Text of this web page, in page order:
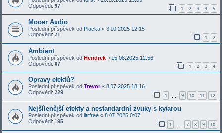
Odpovědi: 97 1 2 3 4 5
Mooer Audio
Poslední příspěvek od Placka « 3.10.2025 12:15
Odpovědi: 21 1 2
Ambient
Poslední příspěvek od Hendrek « 15.08.2025 12:56
Odpovědi: 67 1 2 3 4
Opravy efektů?
Poslední příspěvek od Trevor« 8.07.2025 18:16
Odpovědi: 229 1 9 10 11 12
Nejšílenější efekty a nestandardní zvuky s kytarou
Poslední příspěvek od litrfree « 8.07.2025 0:07
Odpovědi: 195 1 … 7 8 9 10